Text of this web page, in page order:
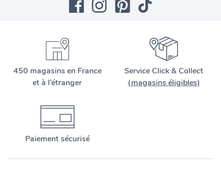
450 magasins en France
et à l’étranger
Service Click & Collect
(magasins éligibles)
Paiement sécurisé